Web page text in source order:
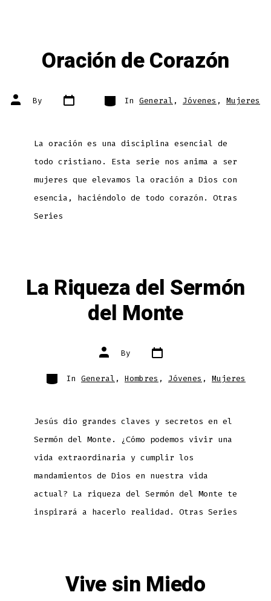
Oración de Corazón
Post
author
By Post
date
Categories
In General , Jóvenes , Mujeres
La oración es una disciplina esencial de
todo cristiano. Esta serie nos anima a ser
mujeres que elevamos la oración a Dios con
esencia, haciéndolo de todo corazón. Otras
Series
La Riqueza del Sermón
del Monte
Post
author
By Post
date
Categories
In General , Hombres , Jóvenes , Mujeres
Jesús dio grandes claves y secretos en el
Sermón del Monte. ¿Cómo podemos vivir una
vida extraordinaria y cumplir los
mandamientos de Dios en nuestra vida
actual? La riqueza del Sermón del Monte te
inspirará a hacerlo realidad. Otras Series
Vive sin Miedo